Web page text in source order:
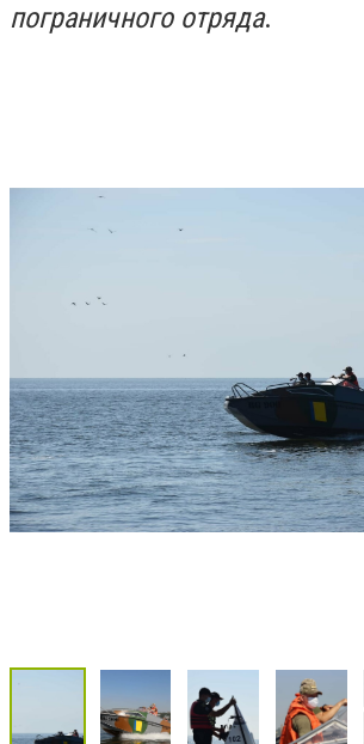
пограничного отряда.